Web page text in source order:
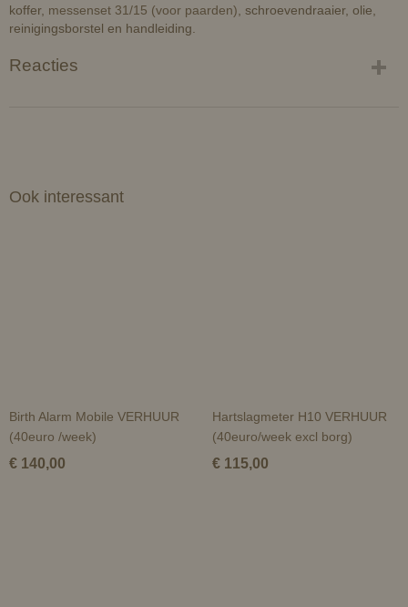
koffer, messenset 31/15 (voor paarden) , schroevendraaier, olie,
reinigingsborstel en handleiding.
Reacties
Ook interessant
Birth Alarm Mobile VERHUUR
(40euro /week)
€ 140,00
Hartslagmeter H10 VERHUUR
(40euro/week excl borg)
€ 115,00